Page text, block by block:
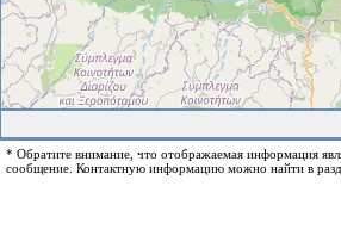
* Обратите внимание, что отображаемая информация
сообщение. Контактную информацию можно найти в